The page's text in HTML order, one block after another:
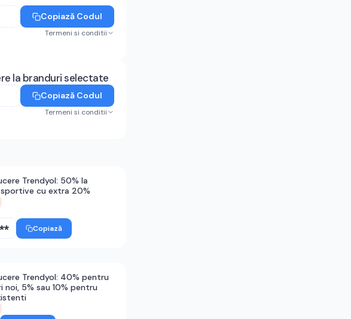
Copiază Codul
Termeni si conditii
la branduri selectate
Copiază Codul
Termeni si conditii
Trendyol: 50% la
cu extra 20%
Copiază
Trendyol: 40% pentru
noi, 5% sau 10% pentru